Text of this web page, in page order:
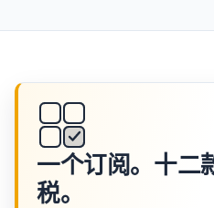
一个订阅。十二
税。